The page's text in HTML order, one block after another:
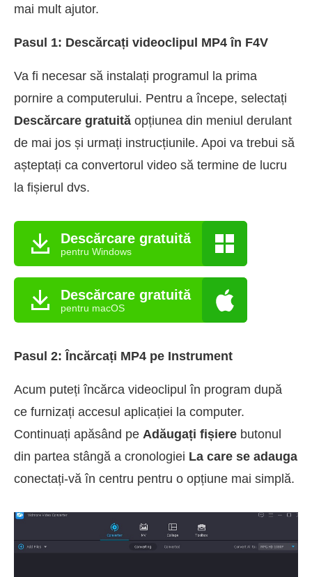
mai mult ajutor.
Pasul 1: Descărcați videoclipul MP4 în F4V
Va fi necesar să instalați programul la prima
pornire a computerului. Pentru a începe, selectați
Descărcare gratuită opțiunea din meniul derulant
de mai jos și urmați instrucțiunile. Apoi va trebui să
așteptați ca convertorul video să termine de lucru
la fișierul dvs.
Descărcare gratuită
pentru Windows
Descărcare gratuită
pentru macOS
Pasul 2: Încărcați MP4 pe Instrument
Acum puteți încărca videoclipul în program după
ce furnizați accesul aplicației la computer.
Continuați apăsând pe Adăugați fișiere butonul
din partea stângă a cronologiei La care se adauga
conectați-vă în centru pentru o opțiune mai simplă.